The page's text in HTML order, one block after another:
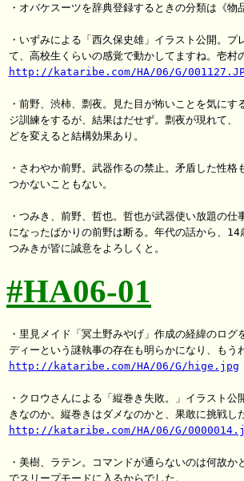
・オバケスーツを辞典登録するときの分類は《物
・いずみによる「西久保史雄」イラスト公開。プ
http://kataribe.com/HA/06/G/
・前野、渋柿、剽夜。見た目が怖いことを気にす
ジ訓練をするが、結果はだせず。剽夜が現れて、
どを変えると結構効果あり。
・さわやか前野。武器作るの禁止。矛盾した性格
つかないこともない。
・つみき、前野、哲也。哲也が武器使い放題の仕
になったばかりの前野は断る。年代の話から、
#HA06-01
・里見メイド「冥土野みやげ」作成の経緯のログ
http://kataribe.com/HA/06/G/hige.jpg
・クロウさんによる「縦巻き失敗。」イラスト公
http://kataribe.com/HA/06/G/
・美樹、ラテン。コマンドが通らないのは何故か